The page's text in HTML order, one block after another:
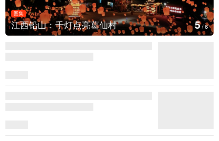
千灯点亮葛仙村
图集
上海：七
6/6